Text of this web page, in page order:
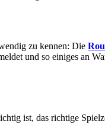
zu kennen: Die
und so einiges an
ist, das richtige